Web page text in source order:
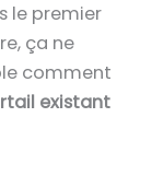
le premier
ça ne
comment
existant